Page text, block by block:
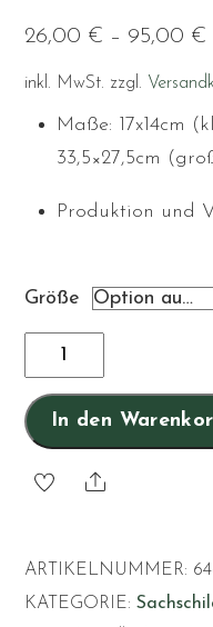
26,00 € – 95,00 €
inkl. MwSt. zzgl.
Maße: 17x14cm
33,5×27,5cm
Produktion und
Größe
Apotheke
Menge
In den
Share
ARTIKELNUMMER:
KATEGORIE: